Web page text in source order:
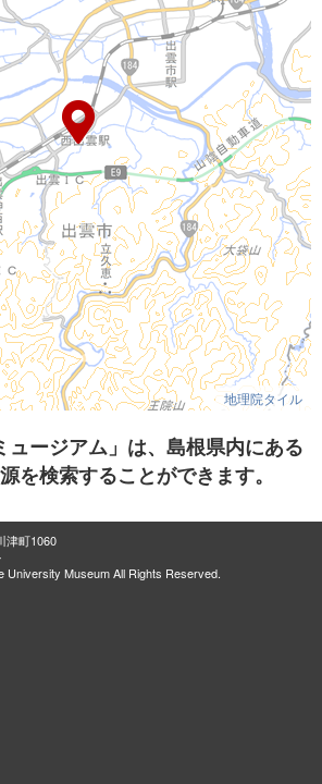
地理院タイル
ュージアム」は、島根県内にある
を検索することができます。
津町1060
University Museum All Rights Reserved.